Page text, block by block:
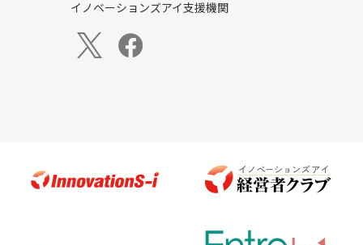
イノベーションズアイ支援機関